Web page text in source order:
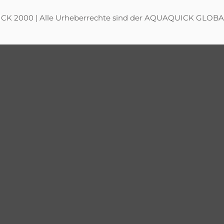
2000 | Alle Urheberrechte sind der AQUAQUICK